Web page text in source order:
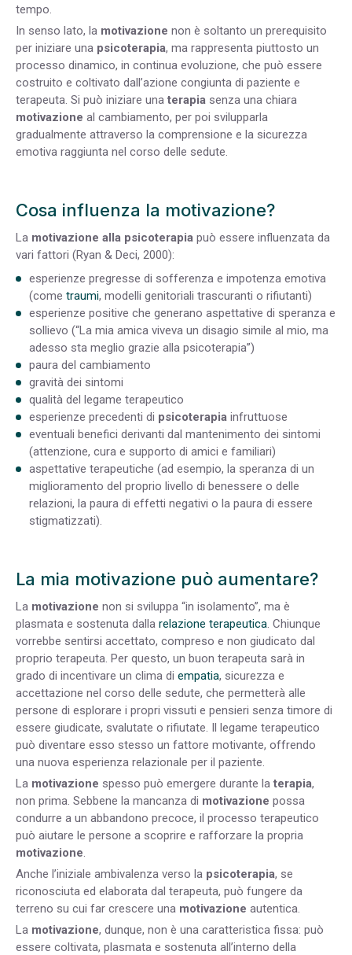
tempo.
In senso lato, la motivazione non è soltanto un prerequisito
per iniziare una psicoterapia, ma rappresenta piuttosto un
processo dinamico, in continua evoluzione, che può essere
costruito e coltivato dall’azione congiunta di paziente e
terapeuta. Si può iniziare una terapia senza una chiara
motivazione al cambiamento, per poi svilupparla
gradualmente attraverso la comprensione e la sicurezza
emotiva raggiunta nel corso delle sedute.
Cosa influenza la motivazione?
La motivazione alla psicoterapia può essere influenzata da
vari fattori (Ryan & Deci, 2000):
esperienze pregresse di sofferenza e impotenza emotiva
(come traumi, modelli genitoriali trascuranti o rifiutanti)
esperienze positive che generano aspettative di speranza e
sollievo (“La mia amica viveva un disagio simile al mio, ma
adesso sta meglio grazie alla psicoterapia”)
paura del cambiamento
gravità dei sintomi
qualità del legame terapeutico
esperienze precedenti di psicoterapia infruttuose
eventuali benefici derivanti dal mantenimento dei sintomi
(attenzione, cura e supporto di amici e familiari)
aspettative terapeutiche (ad esempio, la speranza di un
miglioramento del proprio livello di benessere o delle
relazioni, la paura di effetti negativi o la paura di essere
stigmatizzati).
La mia motivazione può aumentare?
La motivazione non si sviluppa “in isolamento”, ma è
plasmata e sostenuta dalla relazione terapeutica. Chiunque
vorrebbe sentirsi accettato, compreso e non giudicato dal
proprio terapeuta. Per questo, un buon terapeuta sarà in
grado di incentivare un clima di empatia, sicurezza e
accettazione nel corso delle sedute, che permetterà alle
persone di esplorare i propri vissuti e pensieri senza timore di
essere giudicate, svalutate o rifiutate. Il legame terapeutico
può diventare esso stesso un fattore motivante, offrendo
una nuova esperienza relazionale per il paziente.
La motivazione spesso può emergere durante la terapia,
non prima. Sebbene la mancanza di motivazione possa
condurre a un abbandono precoce, il processo terapeutico
può aiutare le persone a scoprire e rafforzare la propria
motivazione.
Anche l’iniziale ambivalenza verso la psicoterapia, se
riconosciuta ed elaborata dal terapeuta, può fungere da
terreno su cui far crescere una motivazione autentica.
La motivazione, dunque, non è una caratteristica fissa: può
essere coltivata, plasmata e sostenuta all’interno della